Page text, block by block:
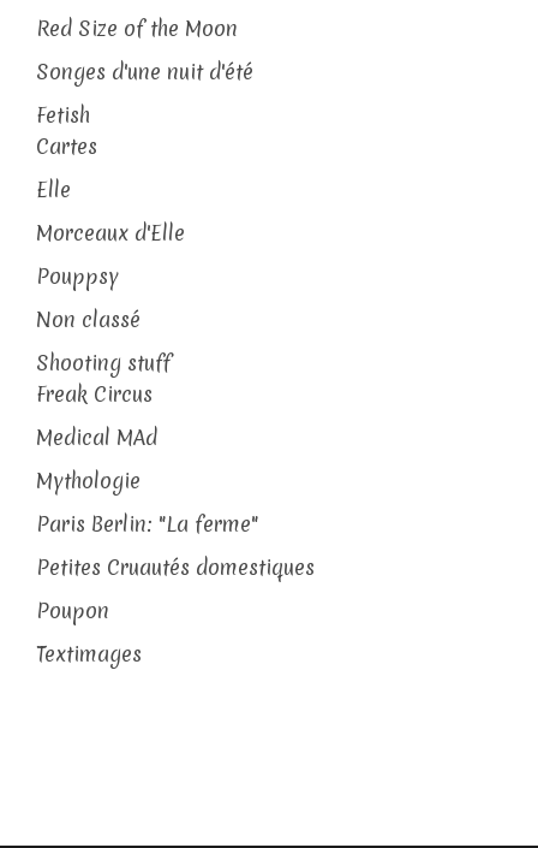
Red Size of the Moon
Songes d'une nuit d'été
Fetish
Cartes
Elle
Morceaux d'Elle
Pouppsy
Non classé
Shooting stuff
Freak Circus
Medical MAd
Mythologie
Paris Berlin: "La ferme"
Petites Cruautés domestiques
Poupon
Textimages